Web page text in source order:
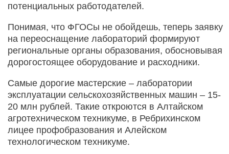
потенциальных работодателей.
Понимая, что ФГОСы не обойдешь, теперь заявку
на переоснащение лабораторий формируют
региональные органы образования, обосновывая
дорогостоящее оборудование и расходники.
Самые дорогие мастерские – лаборатории
эксплуатации сельскохозяйственных машин – 15-
20 млн рублей. Такие откроются в Алтайском
агротехническом техникуме, в Ребрихинском
лицее профобразования и Алейском
технологическом техникуме.